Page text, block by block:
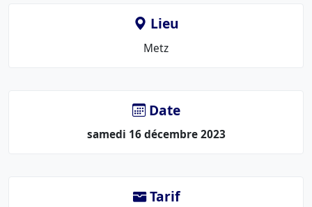
Lieu
Le
Metz
Date
samedi 16 décembre 2023
Tarif